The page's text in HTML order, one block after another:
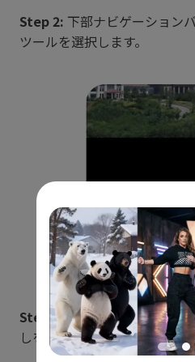
Step 2: 下部ナビゲーション
ツールを選択します。
Step 3: ブラシで透かしを塗
しを囲んでハイライトします